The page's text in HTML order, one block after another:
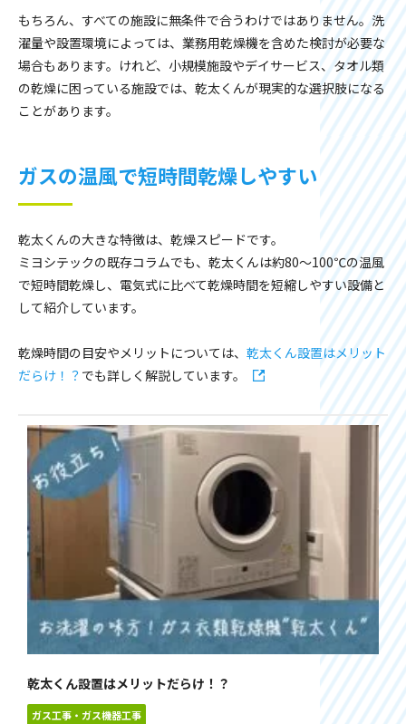
もちろん、すべての施設に無条件で合うわけではありません。洗
濯量や設置環境によっては、業務用乾燥機を含めた検討が必要な
場合もあります。けれど、小規模施設やデイサービス、タオル類
の乾燥に困っている施設では、乾太くんが現実的な選択肢になる
ことがあります。
ガスの温風で短時間乾燥しやすい
乾太くんの大きな特徴は、乾燥スピードです。
ミヨシテックの既存コラムでも、乾太くんは約80〜100℃の温風
で短時間乾燥し、電気式に比べて乾燥時間を短縮しやすい設備と
して紹介しています。
乾燥時間の目安やメリットについては、 乾太くん設置はメリット
だらけ！？ でも詳しく解説しています。
乾太くん設置はメリットだらけ！？
ガス工事・ガス機器工事